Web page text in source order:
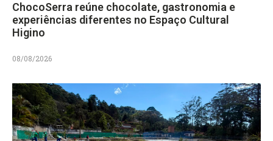
ChocoSerra reúne chocolate, gastronomia e
experiências diferentes no Espaço Cultural
Higino
08/08/2026